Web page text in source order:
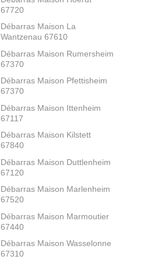
67720
Débarras Maison La
Wantzenau 67610
Débarras Maison Rumersheim
67370
Débarras Maison Pfettisheim
67370
Débarras Maison Ittenheim
67117
Débarras Maison Kilstett
67840
Débarras Maison Duttlenheim
67120
Débarras Maison Marlenheim
67520
Débarras Maison Marmoutier
67440
Débarras Maison Wasselonne
67310